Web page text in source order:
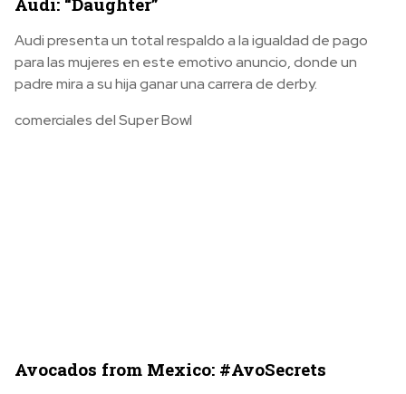
Audi presenta un total respaldo a la igualdad de pago
para las mujeres en este emotivo anuncio, donde un
padre mira a su hija ganar una carrera de derby.
comerciales del Super Bowl
Avocados from Mexico: #AvoSecrets